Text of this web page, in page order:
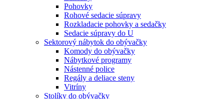
Pohovky
Rohové sedacie súpravy
Rozkladacie pohovky a sedačky
Sedacie súpravy do U
Sektorový nábytok do obývačky
Komody do obývačky
Nábytkové programy
Nástenné police
Regály a deliace steny
Vitríny
Stolíky do obývačky